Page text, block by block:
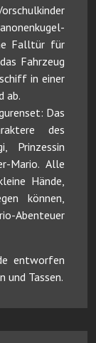
Falltür für
Fahrzeug
in einer
ab.
Das
des
Prinzessin
Mario. Alle
Hände,
können,
Abenteuer
entworfen
und Tassen.